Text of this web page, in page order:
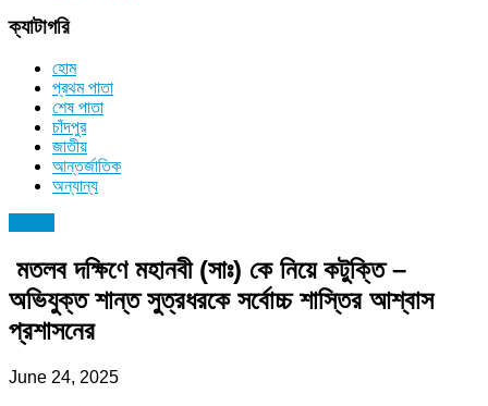
ক্যাটাগরি
হোম
প্রথম পাতা
শেষ পাতা
চাঁদপুর
জাতীয়
আন্তর্জাতিক
অন্যান্য
মতলব দক্ষিণে মহানবী (সাঃ) কে নিয়ে কটুক্তি –
অভিযুক্ত শান্ত সুত্রধরকে সর্বোচ্চ শাস্তির আশ্বাস
প্রশাসনের
June 24, 2025